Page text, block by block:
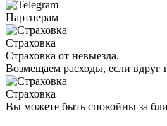
Партнерам
Страховка
Страховка от невыезда.
Возмещаем расходы, если вдруг
Страховка
Вы можете быть спокойны за